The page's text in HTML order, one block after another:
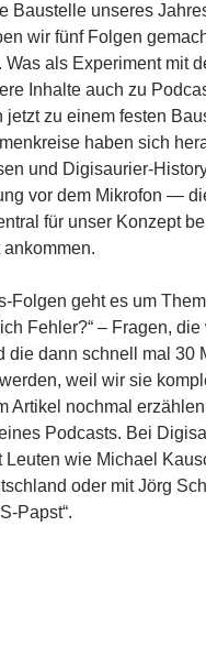
Baustelle unseres
wir fünf Folgen
Was als Experiment mit
Inhalte auch zu
jetzt zu einem festen
haben sich
und Digisaurier-
vor dem Mikrofon —
für unser Konzept
Folgen geht es um
Fehler?“ – Fragen,
die dann schnell mal 30
weil wir sie
Artikel nochmal
Podcasts. Bei
Leuten wie Michael
oder mit Jörg
Papst“.